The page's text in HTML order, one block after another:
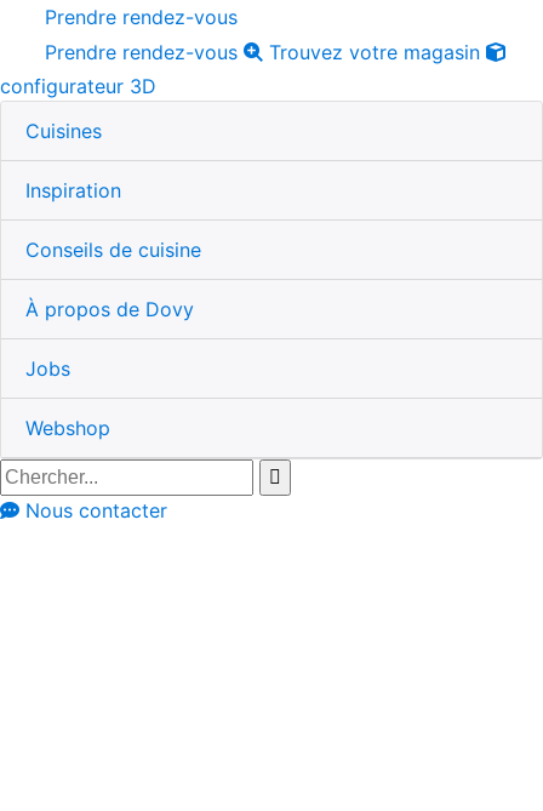
Prendre rendez-vous
Prendre rendez-vous
Trouvez votre magasin
configurateur 3D
Cuisines
Inspiration
Conseils de cuisine
À propos de Dovy
Jobs
Webshop
Nous contacter